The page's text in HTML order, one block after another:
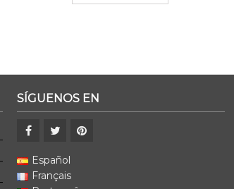
SÍGUENOS EN
Español
Français